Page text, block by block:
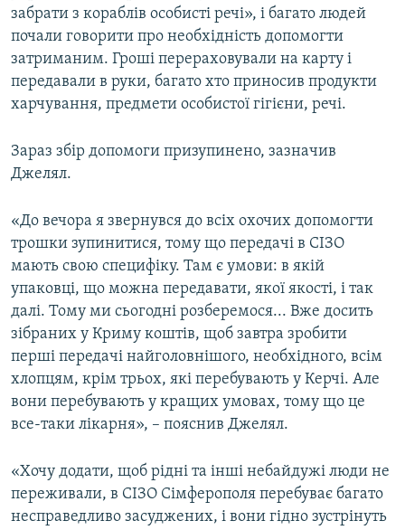
забрати з кораблів особисті речі», і багато людей
почали говорити про необхідність допомогти
затриманим. Гроші перераховували на карту і
передавали в руки, багато хто приносив продукти
харчування, предмети особистої гігієни, речі.
Зараз збір допомоги призупинено, зазначив
Джелял.
«До вечора я звернувся до всіх охочих допомогти
трошки зупинитися, тому що передачі в СІЗО
мають свою специфіку. Там є умови: в якій
упаковці, що можна передавати, якої якості, і так
далі. Тому ми сьогодні розберемося... Вже досить
зібраних у Криму коштів, щоб завтра зробити
перші передачі найголовнішого, необхідного, всім
хлопцям, крім трьох, які перебувають у Керчі. Але
вони перебувають у кращих умовах, тому що це
все-таки лікарня», – пояснив Джелял.
«Хочу додати, щоб рідні та інші небайдужі люди не
переживали, в СІЗО Сімферополя перебуває багато
несправедливо засуджених, і вони гідно зустрінуть